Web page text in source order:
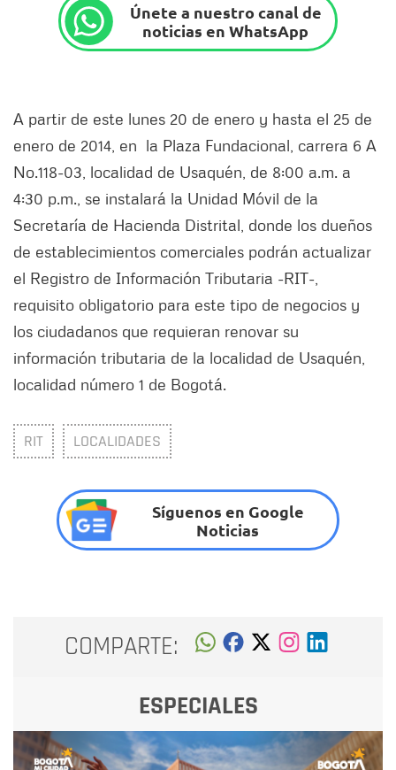
Únete a nuestro canal de
noticias en WhatsApp
A partir de este lunes 20 de enero y hasta el 25 de
enero de 2014, en la Plaza Fundacional, carrera 6 A
No.118-03, localidad de Usaquén, de 8:00 a.m. a
4:30 p.m., se instalará la Unidad Móvil de la
Secretaría de Hacienda Distrital, donde los dueños
de establecimientos comerciales podrán actualizar
el Registro de Información Tributaria -RIT-,
requisito obligatorio para este tipo de negocios y
los ciudadanos que requieran renovar su
información tributaria de la localidad de Usaquén,
localidad número 1 de Bogotá.
RIT LOCALIDADES
Síguenos en Google
Noticias
COMPARTE:
ESPECIALES